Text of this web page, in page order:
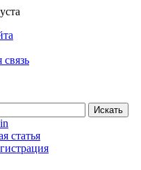
связь
Искать
статья